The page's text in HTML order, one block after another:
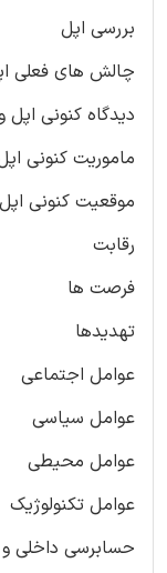
بررسی اپل
چالش های فعلی
دیدگاه کنونی اپل
ماموریت کنونی
موقعیت کنونی اپل
رقابت
فرصت ها
تهدیدها
عوامل اجتماعی
عوامل سیاسی
عوامل محیطی
عوامل تکنولوژیک
حسابرسی داخلی